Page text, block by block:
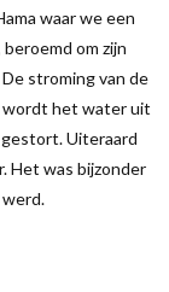
waar we een
om zijn
stroming van de
wordt het water uit
Uiteraard
Het was bijzonder